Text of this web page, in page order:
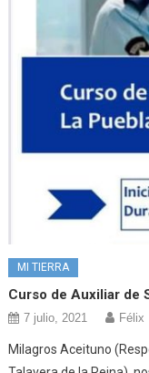
MI TIERRA
Curso de Auxiliar de
7 julio, 2021 Félix
Milagros Aceituno